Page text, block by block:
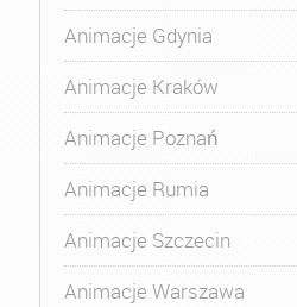
Animacje Gdynia
Animacje Kraków
Animacje Poznań
Animacje Rumia
Animacje Szczecin
Animacje Warszawa